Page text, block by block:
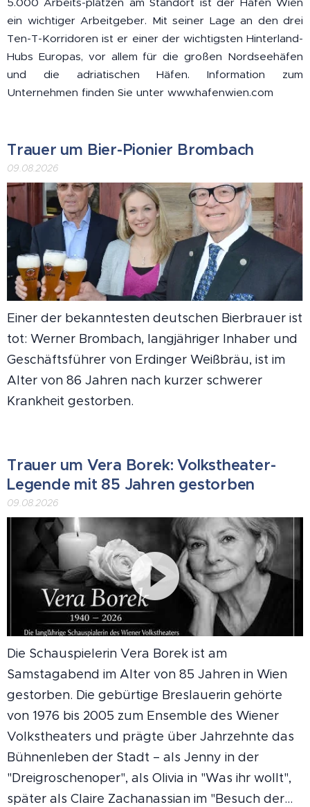
ein wichtiger Arbeitgeber. Mit seiner Lage an den drei
Ten-T-Korridoren ist er einer der wichtigsten Hinterland-
Hubs Europas, vor allem für die großen Nordseehäfen
und die adriatischen Häfen. Information zum
Unternehmen finden Sie unter www.hafenwien.com
Trauer um Bier-Pionier Brombach
09.08.2026
Einer der bekanntesten deutschen Bierbrauer ist
tot: Werner Brombach, langjähriger Inhaber und
Geschäftsführer von Erdinger Weißbräu, ist im
Alter von 86 Jahren nach kurzer schwerer
Krankheit gestorben.
Trauer um Vera Borek: Volkstheater-
Legende mit 85 Jahren gestorben
09.08.2026
Die Schauspielerin Vera Borek ist am
Samstagabend im Alter von 85 Jahren in Wien
gestorben. Die gebürtige Breslauerin gehörte
von 1976 bis 2005 zum Ensemble des Wiener
Volkstheaters und prägte über Jahrzehnte das
Bühnenleben der Stadt – als Jenny in der
"Dreigroschenoper", als Olivia in "Was ihr wollt",
später als Claire Zachanassian im "Besuch der...